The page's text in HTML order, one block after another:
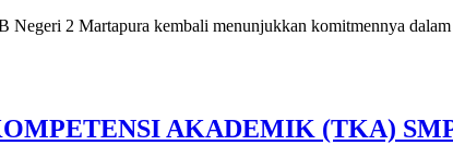
Negeri 2 Martapura kembali menunjukkan komitmennya
AKADEMIK (TKA)